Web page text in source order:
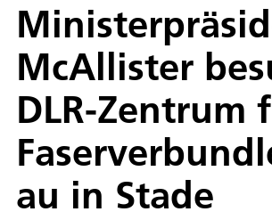
McAllister
DLR-Zentrum
au in Stade